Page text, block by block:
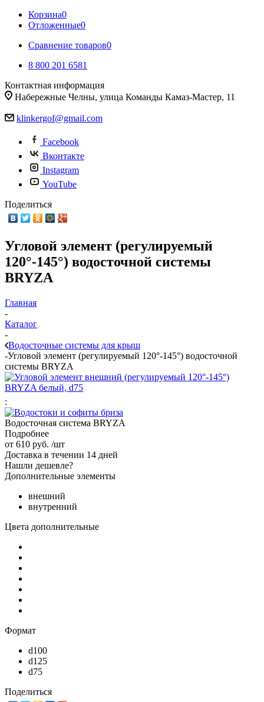
Корзина0
Отложенные0
Сравнение товаров0
8 800 201 6581
Контактная информация
Набережные Челны, улица Команды Камаз-Мастер, 11
klinkergof@gmail.com
Facebook
Вконтакте
Instagram
YouTube
Поделиться
Угловой элемент (регулируемый
120°-145°) водосточной системы
BRYZA
Главная
-
Каталог
-
Водосточные системы для крыш
-Угловой элемент (регулируемый 120°-145°) водосточной
системы BRYZA
:
Водосточная система BRYZA
Подробнее
от 610 руб. /шт
Доставка в течении 14 дней
Нашли дешевле?
Дополнительные элементы
внешний
внутренний
Цвета дополнительные
Формат
d100
d125
d75
Поделиться